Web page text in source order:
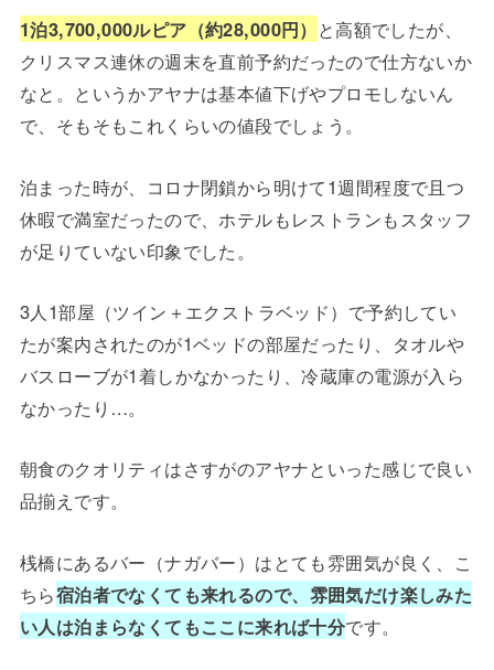
1泊3,700,000ルピア（約28,000円） と高額でしたが、
クリスマス連休の週末を直前予約だったので仕方ないか
なと。というかアヤナは基本値下げやプロモしないん
で、そもそもこれくらいの値段でしょう。
泊まった時が、コロナ閉鎖から明けて1週間程度で且つ
休暇で満室だったので、ホテルもレストランもスタッフ
が足りていない印象でした。
3人1部屋（ツイン＋エクストラベッド）で予約してい
たが案内されたのが1ベッドの部屋だったり、タオルや
バスローブが1着しかなかったり、冷蔵庫の電源が入ら
なかったり…。
朝食のクオリティはさすがのアヤナといった感じで良い
品揃えです。
桟橋にあるバー（ナガバー）はとても雰囲気が良く、こ
ちら宿泊者でなくても来れるので、雰囲気だけ楽しみた
い人は泊まらなくてもここに来れば十分です。